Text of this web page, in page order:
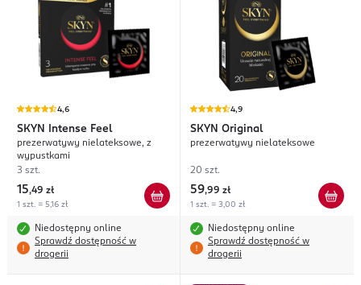
4,6
SKYN Intense Feel
prezerwatywy nielateksowe, z
wypustkami
3 szt.
15,49 zł
1 szt. = 5,16 zł
Niedostępny online
Sprawdź dostępność w
drogerii
4,9
SKYN Original
prezerwatywy nielateksowe
20 szt.
59,99 zł
1 szt. = 3,00 zł
Niedostępny online
Sprawdź dostępność w
drogerii